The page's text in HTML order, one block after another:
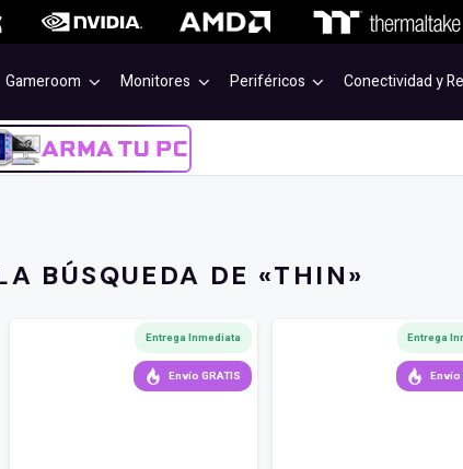
Gameroom Monitores Periféricos Conectividad y
BÚSQUEDA DE «THIN»
Entrega Inmediata
Envío GRATIS
Entrega
Envío